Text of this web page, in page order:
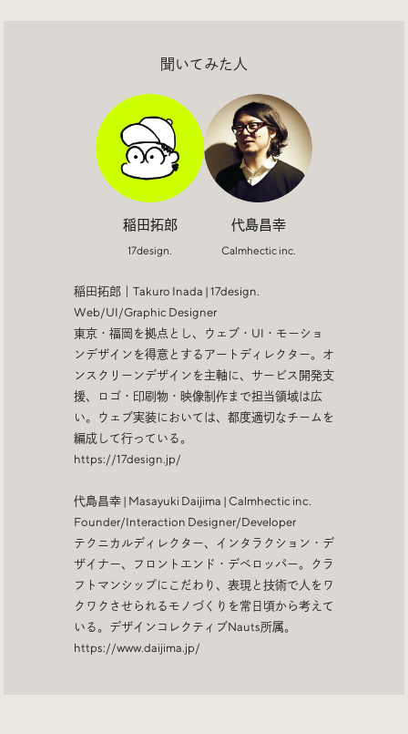
NewsContact
Trend Tags
#Podcast #デザイン
#Webサイト #サイトレビュー
#デジタルデザイン #コミュニティ
#シェアオフィス #グローバル
聞いてみた人
稲田拓郎
17design.
代島昌幸
Calmhectic inc.
稲田拓郎｜Takuro Inada | 17design.
Web/UI/Graphic Designer
東京・福岡を拠点とし、ウェブ・UI・モーショ
ンデザインを得意とするアートディレクター。オ
ンスクリーンデザインを主軸に、サービス開発支
援、ロゴ・印刷物・映像制作まで担当領域は広
い。ウェブ実装においては、都度適切なチームを
編成して行っている。
https://17design.jp/
代島昌幸 | Masayuki Daijima | Calmhectic inc.
Founder/Interaction Designer/Developer
テクニカルディレクター、インタラクション・デ
ザイナー、フロントエンド・デベロッパー。クラ
フトマンシップにこだわり、表現と技術で人をワ
クワクさせられるモノづくりを常日頃から考えて
いる。デザインコレクティブNauts所属。
https://www.daijima.jp/